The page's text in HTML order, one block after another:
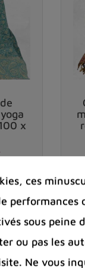
x
favorite_border
ces
performances
sous peine
ou pas les
Ne vous